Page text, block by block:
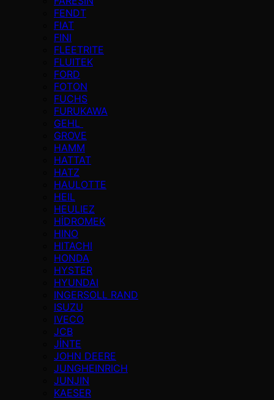
FENDT
FIAT
FINI
FLEETRITE
FLUITEK
FORD
FOTON
FUCHS
FURUKAWA
GEHL
GROVE
HAMM
HATTAT
HATZ
HAULOTTE
HEIL
HEULIEZ
HİDROMEK
HINO
HITACHI
HONDA
HYSTER
HYUNDAI
INGERSOLL RAND
ISUZU
IVECO
JCB
JİNTE
JOHN DEERE
JUNGHEINRICH
JUNJIN
KAESER